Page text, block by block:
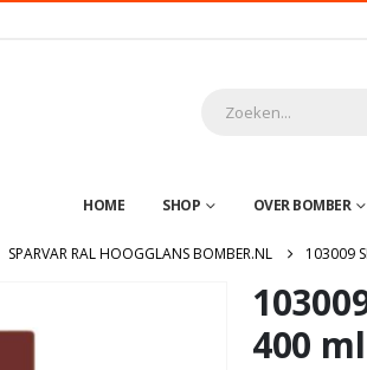
HOME SHOP OVER BOMBER
SPARVAR RAL HOOGGLANS BOMBER.NL 103009
400 ml